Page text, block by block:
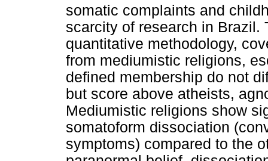
somatic complaints and
scarcity of research in Brazil.
quantitative methodology,
from mediumistic religions,
defined membership do not
but score above atheists,
Mediumistic religions show
somatoform dissociation
symptoms) compared to the